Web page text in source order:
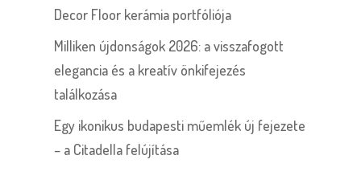
Decor Floor kerámia portfóliója
Milliken újdonságok 2026: a visszafogott
elegancia és a kreatív önkifejezés
találkozása
Egy ikonikus budapesti műemlék új fejezete
– a Citadella felújítása